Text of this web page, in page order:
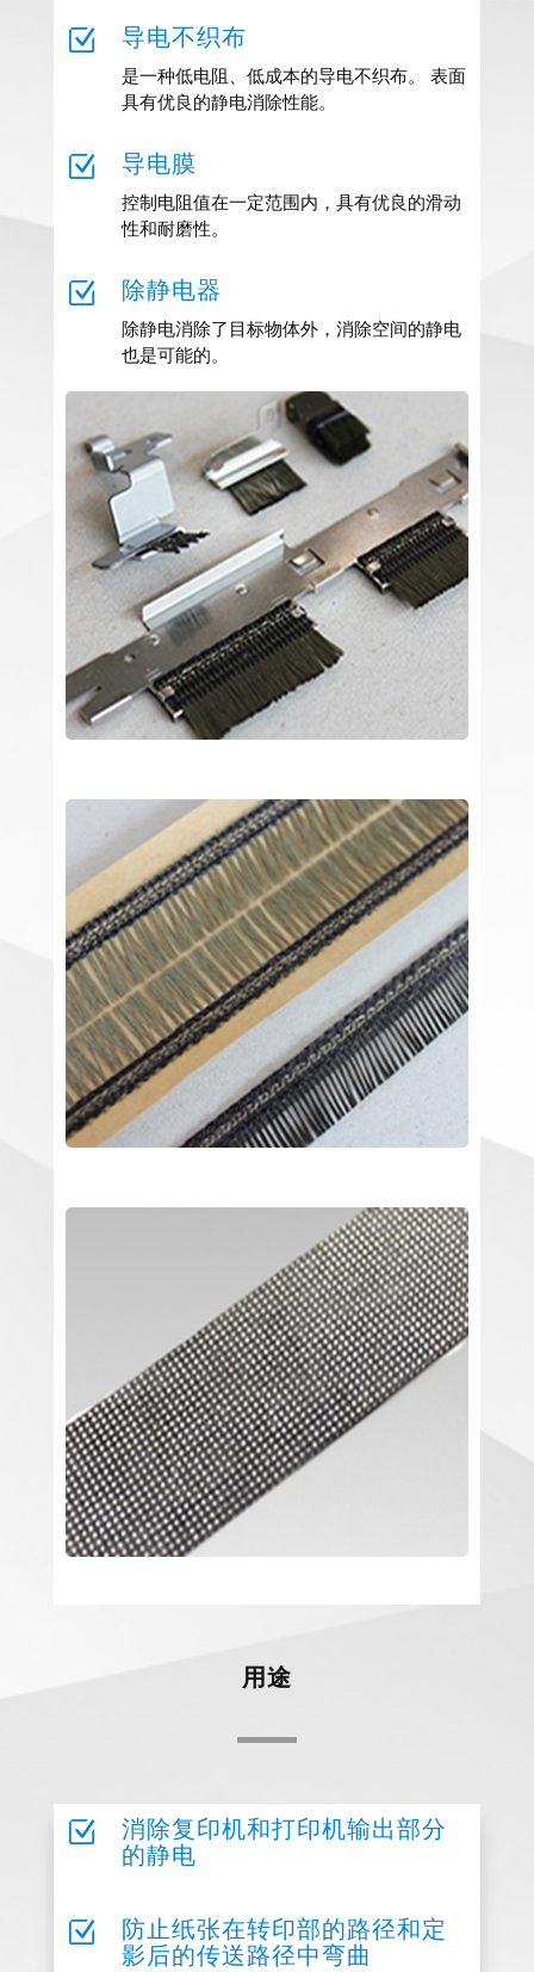
Z 导电不织布
是一种低电阻、低成本的导电不织布。 表面
具有优良的静电消除性能。
Z 导电膜
控制电阻值在一定范围内，具有优良的滑动
性和耐磨性。
Z 除静电器
除静电消除了目标物体外，消除空间的静电
也是可能的。
用途
Z
消除复印机和打印机输出部分
的静电
Z
防止纸张在转印部的路径和定
影后的传送路径中弯曲